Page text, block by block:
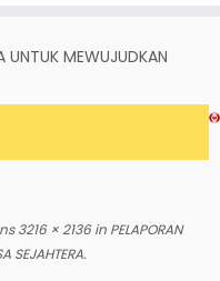
UNTUK MEWUJUDKAN
3216 × 2136in PELAPORAN
SEJAHTERA.